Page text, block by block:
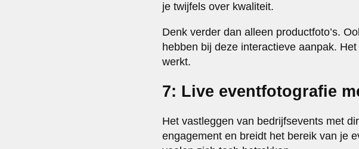
je twijfels over kwaliteit.
Denk verder dan alleen productfoto’s.
hebben bij deze interactieve aanpak.
werkt.
7: Live eventfotografie
Het vastleggen van bedrijfsevents met
engagement en breidt het bereik van je